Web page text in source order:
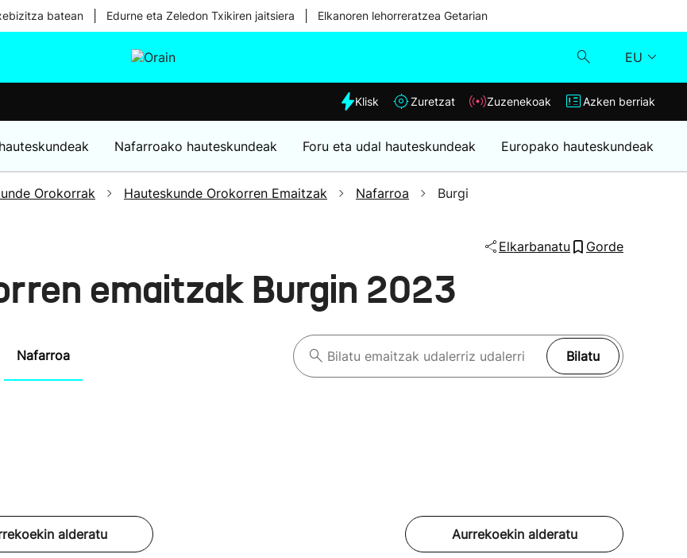
batean Edurne eta Zeledon Txikiren jaitsiera Elkanoren lehorreratzea Getarian
EU
Eguraldia
Klisk
Zuzenekoak
Azken berriak
Klisk Zuretzat Zuzenekoak Azken berriak
Nafarroako hauteskundeak Foru eta udal hauteskundeak Europako hauteskundeak
Orokorrak Hauteskunde Orokorren Emaitzak Nafarroa Burgi
Elkarbanatu Gorde
emaitzak Burgin 2023
Nafarroa Bilatu
alderatu Aurrekoekin alderatu